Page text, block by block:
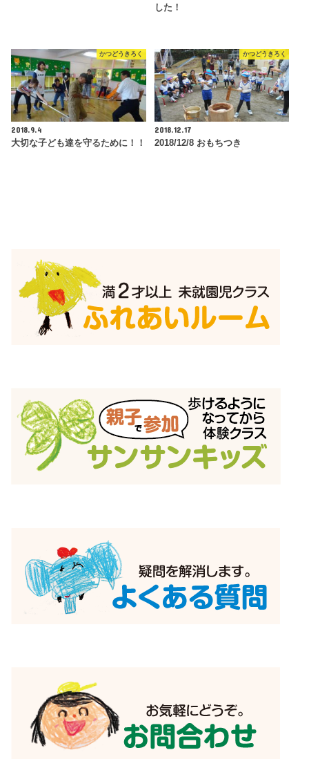
した！
かつどうきろく
2018.9.4
大切な子ども達を守るために！！
かつどうきろく
2018.12.17
2018/12/8 おもちつき